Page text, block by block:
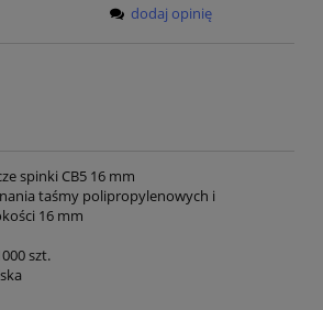
dodaj opinię
spinki CB5 16 mm
taśmy polipropylenowych i
16 mm
szt.